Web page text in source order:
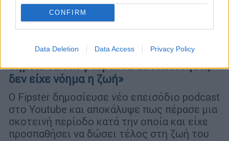
CONFIRM
Data Deletion Data Access Privacy Policy
Σοκάρει ο Fipster: «Είχα φτάσει σε
σημείο να σκέφτομαι να αυτοκτονήσω,
δεν είχε νόημα η ζωή»
Ο Fipster δημοσίευσε νέο επεισόδιο podcast
στο Youtube και αποκάλυψε πως πέρασε μια
σκοτεινή περίοδο κατά την οποία και είχε
προσπαθήσει να δώσει τέλος στη ζωή του